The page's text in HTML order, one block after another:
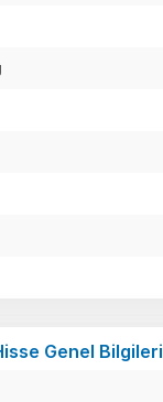
Genel Bilgileri